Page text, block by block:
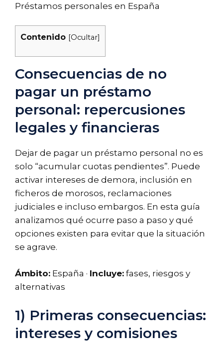
Préstamos personales en España
Contenido [Ocultar]
Consecuencias de no
pagar un préstamo
personal: repercusiones
legales y financieras
Dejar de pagar un préstamo personal no es
solo “acumular cuotas pendientes”. Puede
activar intereses de demora, inclusión en
ficheros de morosos, reclamaciones
judiciales e incluso embargos. En esta guía
analizamos qué ocurre paso a paso y qué
opciones existen para evitar que la situación
se agrave.
Ámbito: España · Incluye: fases, riesgos y
alternativas
1) Primeras consecuencias:
intereses y comisiones